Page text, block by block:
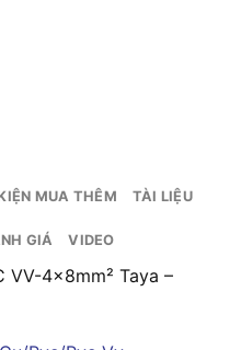
MUA THÊM TÀI LIỆU
GIÁ VIDEO
VV-4x8mm² Taya –